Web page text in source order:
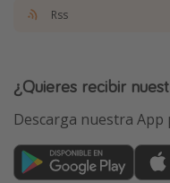
Rss
¿Quieres recibir
Descarga nuestra App